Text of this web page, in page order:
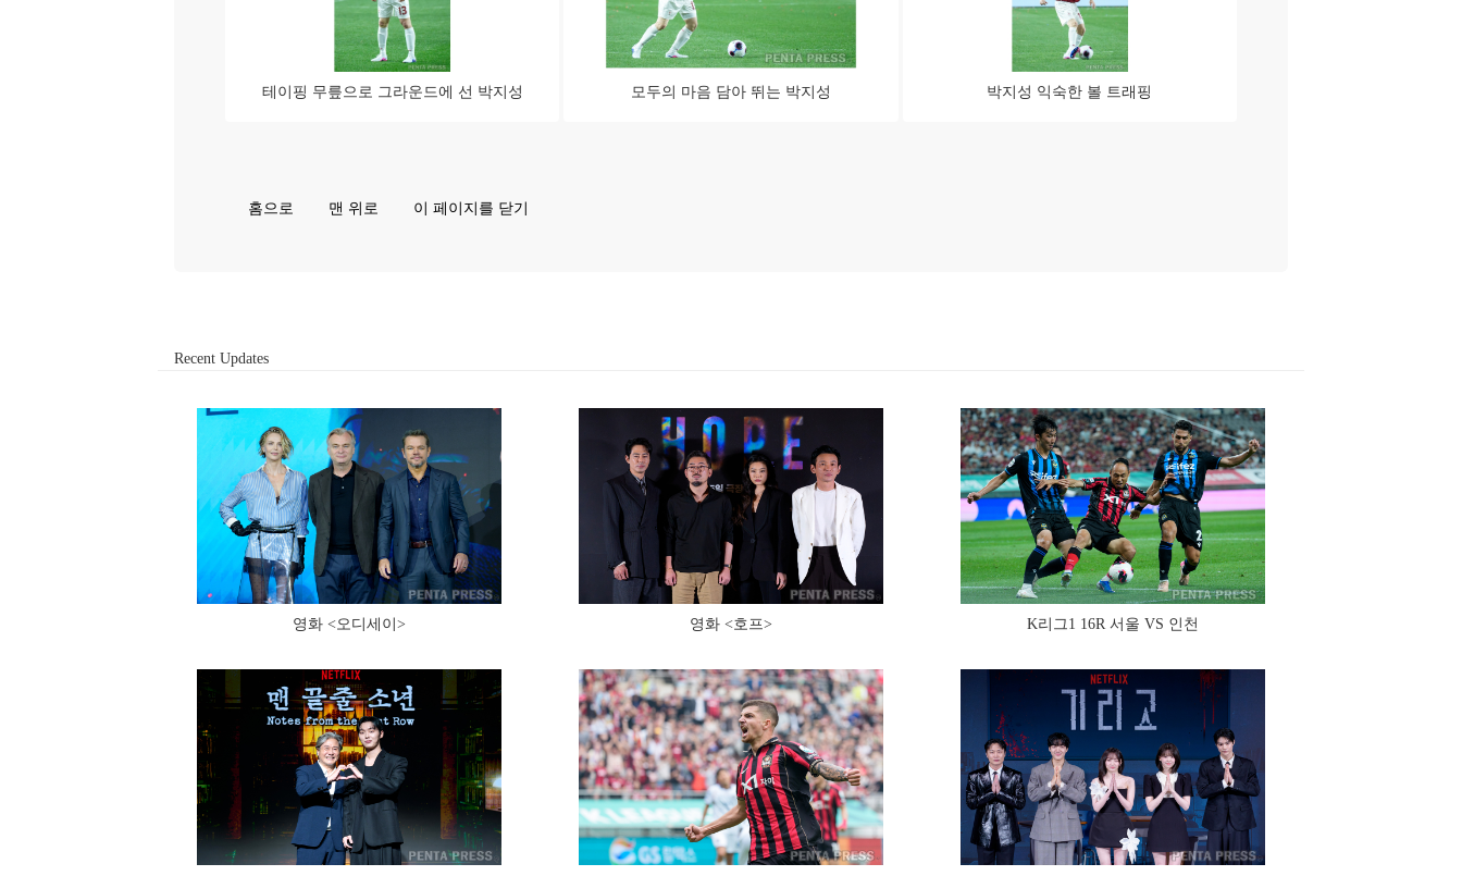
테이핑 무릎으로 그라운드에 선 박지성 모두의 마음 담아 뛰는 박지성 박지성 익숙한 볼 트래핑
홈으로 맨 위로 이 페이지를 닫기
Recent Updates
영화 <오디세이> 영화 <호프> K리그1 16R 서울 VS 인천